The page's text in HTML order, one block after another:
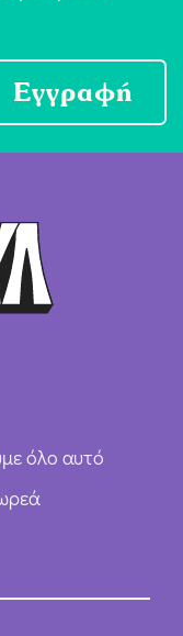
Εγγραφή
όλο αυτό